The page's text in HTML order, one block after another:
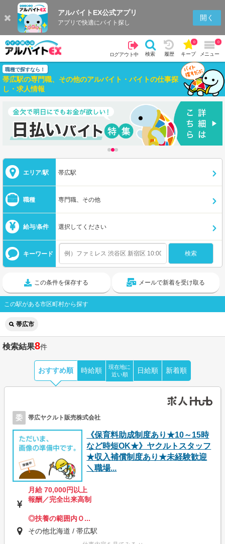
アルバイトEX公式アプリ
アプリで快適にバイト探し
開く
ログアウト中 検索 履歴 キープ
0
メニュー
0
職種で探すなら！
帯広駅の専門職、その他のアルバイト・バイトの仕事探
し・求人情報
エリア/駅 帯広駅
職種 専門職、その他
給与/条件 選択してください
キーワード
この条件を保存する メールで新着を受け取る
この駅がある市区町村から探す
帯広市
検索結果8件
おすすめ順 時給順
現在地に
近い順
日給順 新着順
委 帯広ヤクルト販売株式会社
《保育料助成制度あり★10～15時
など時短OK★》ヤクルトスタッフ
★収入補償制度あり★未経験歓迎
＼職場...
月給 70,000円以上
報酬／完全出来高制
◎扶養の範囲内Ｏ...
その他北海道 / 帯広駅